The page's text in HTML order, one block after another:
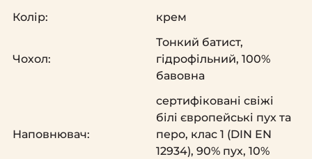
Колір:
крем
Чохол:
Тонкий батист,
гідрофільний, 100%
бавовна
Наповнювач:
сертифіковані свіжі
білі європейські пух та
перо, клас 1 (DIN EN
12934), 90% пух, 10%